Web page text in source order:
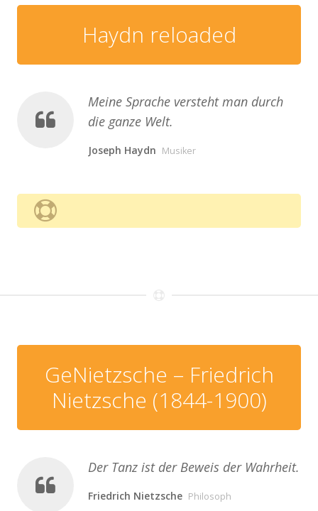
Haydn reloaded
Meine Sprache versteht man durch
die ganze Welt.
Joseph Haydn Musiker
GeNietzsche – Friedrich
Nietzsche (1844-1900)
Der Tanz ist der Beweis der Wahrheit.
Friedrich Nietzsche Philosoph